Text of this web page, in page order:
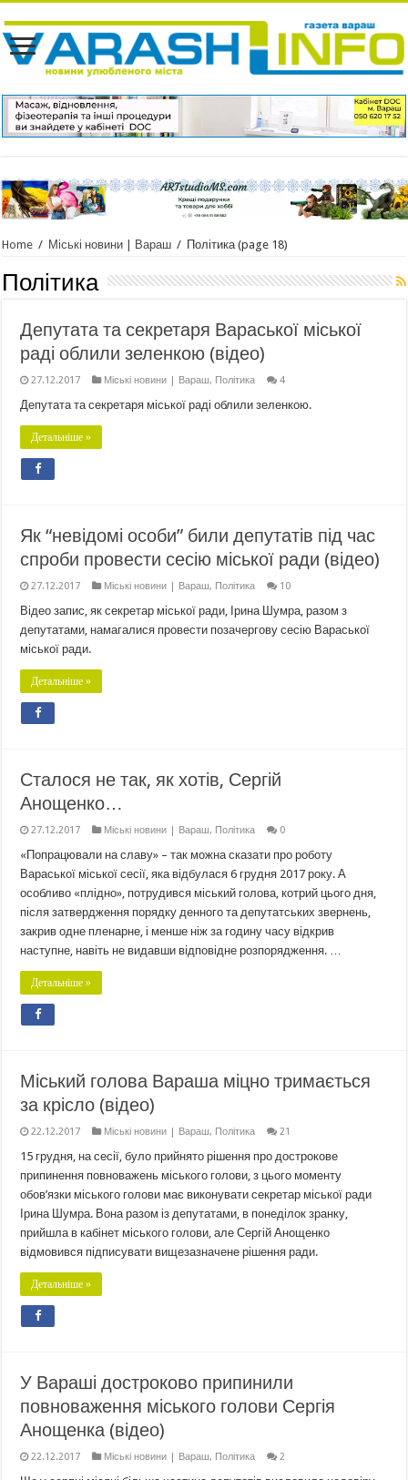
Home / Міські новини | Вараш / Політика(page 18)
Політика
Депутата та секретаря Вараської міської
раді облили зеленкою (відео)
27.12.2017 Міські новини | Вараш, Політика 4
Депутата та секретаря міської раді облили зеленкою.
Детальніше »
Як “невідомі особи” били депутатів під час
спроби провести сесію міської ради (відео)
27.12.2017 Міські новини | Вараш, Політика 10
Відео запис, як секретар міської ради, Ірина Шумра, разом з
депутатами, намагалися провести позачергову сесію Вараської
міської ради.
Детальніше »
Сталося не так, як хотів, Сергій
Анощенко…
27.12.2017 Міські новини | Вараш, Політика 0
«Попрацювали на славу» – так можна сказати про роботу
Вараської міської сесії, яка відбулася 6 грудня 2017 року. А
особливо «плідно», потрудився міський голова, котрий цього дня,
після затвердження порядку денного та депутатських звернень,
закрив одне пленарне, і менше ніж за годину часу відкрив
наступне, навіть не видавши відповідне розпорядження. …
Детальніше »
Міський голова Вараша міцно тримається
за крісло (відео)
22.12.2017 Міські новини | Вараш, Політика 21
15 грудня, на сесії, було прийнято рішення про дострокове
припинення повноважень міського голови, з цього моменту
обов’язки міського голови має виконувати секретар міської ради
Ірина Шумра. Вона разом із депутатами, в понеділок зранку,
прийшла в кабінет міського голови, але Сергій Анощенко
відмовився підписувати вищезазначене рішення ради.
Детальніше »
У Вараші достроково припинили
повноваження міського голови Сергія
Анощенка (відео)
22.12.2017 Міські новини | Вараш, Політика 2